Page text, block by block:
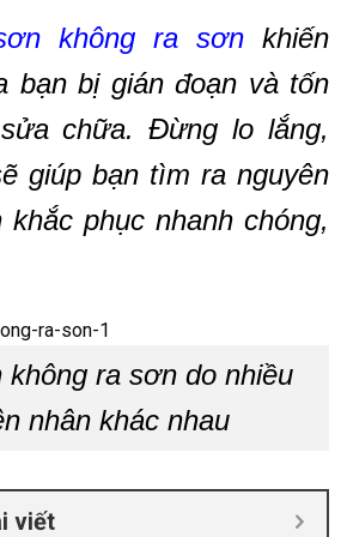
không ra sơn khiến
bạn bị gián đoạn và tốn
chữa. Đừng lo lắng,
giúp bạn tìm ra nguyên
phục nhanh chóng,
không ra sơn do nhiều
nhân khác nhau
viết